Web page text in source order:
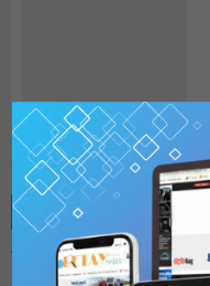
Detay HABER
Benzer Konular